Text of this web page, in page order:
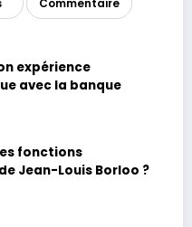
expérience
avec la banque
fonctions
Jean-Louis Borloo ?